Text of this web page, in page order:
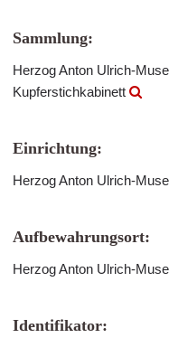
Sammlung:
Herzog Anton Ulrich-
Kupferstichkabinett
Einrichtung:
Herzog Anton Ulrich-
Aufbewahrungsort:
Herzog Anton Ulrich-
Identifikator: